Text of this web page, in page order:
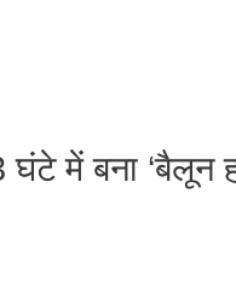
में बना ‘बैलून